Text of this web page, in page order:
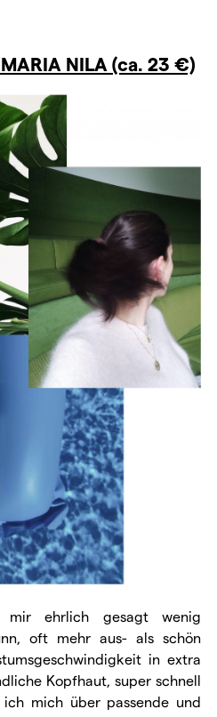
NILA (ca. 23 €)
mir ehrlich gesagt wenig
oft mehr aus- als schön
in extra
Kopfhaut, super schnell
mich über passende und